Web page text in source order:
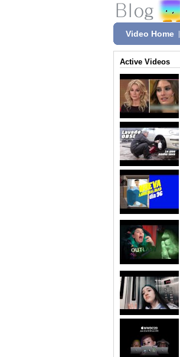
Video Home
Active Videos